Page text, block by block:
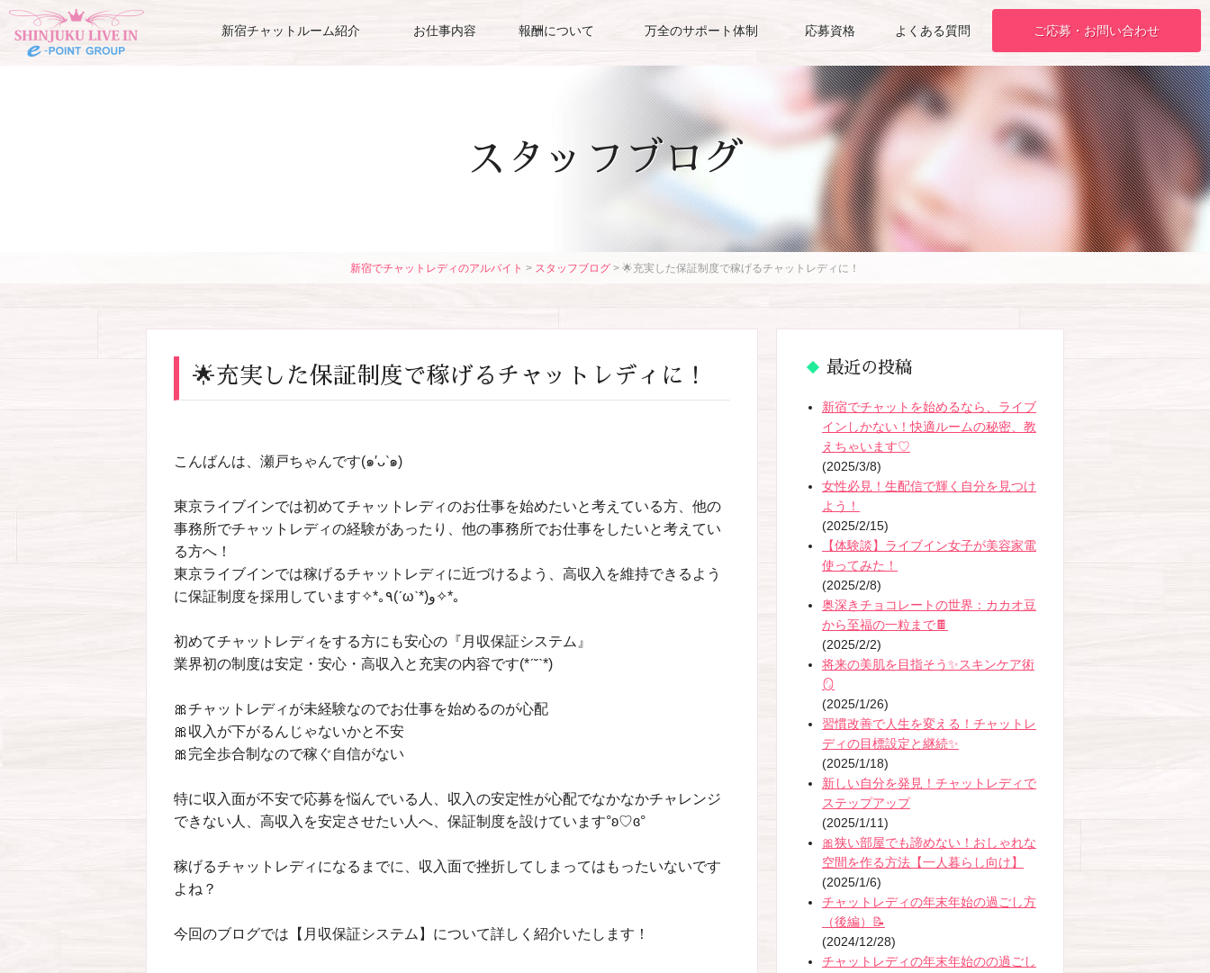
新宿チャットルーム紹介 お仕事内容 報酬について 万全のサポート体制 応募資格 よくある質問 ご応募・お問い合わせ
スタッフブログ
新宿でチャットレディのアルバイト > スタッフブログ > 🌟充実した保証制度で稼げるチャットレディに！
🌟充実した保証制度で稼げるチャットレディに！
こんばんは、瀬戸ちゃんです(๑′ᴗ‵๑)
東京ライブインでは初めてチャットレディのお仕事を始めたいと考えている方、他の
事務所でチャットレディの経験があったり、他の事務所でお仕事をしたいと考えてい
る方へ！
東京ライブインでは稼げるチャットレディに近づけるよう、高収入を維持できるよう
に保証制度を採用しています✧*｡٩(ˊωˋ*)و✧*｡
初めてチャットレディをする方にも安心の『月収保証システム』
業界初の制度は安定・安心・高収入と充実の内容です(*ˊ˘ˋ*)
🎀チャットレディが未経験なのでお仕事を始めるのが心配
🎀収入が下がるんじゃないかと不安
🎀完全歩合制なので稼ぐ自信がない
特に収入面が不安で応募を悩んでいる人、収入の安定性が心配でなかなかチャレンジ
できない人、高収入を安定させたい人へ、保証制度を設けています°ʚ♡ɞ°
稼げるチャットレディになるまでに、収入面で挫折してしまってはもったいないです
よね？
今回のブログでは【月収保証システム】について詳しく紹介いたします！
最近の投稿
新宿でチャットを始めるなら、ライブ
インしかない！快適ルームの秘密、教
えちゃいます♡
(2025/3/8)
女性必見！生配信で輝く自分を見つけ
よう！
(2025/2/15)
【体験談】ライブイン女子が美容家電
使ってみた！
(2025/2/8)
奥深きチョコレートの世界：カカオ豆
から至福の一粒まで🍫
(2025/2/2)
将来の美肌を目指そう✨スキンケア術
🪞
(2025/1/26)
習慣改善で人生を変える！チャットレ
ディの目標設定と継続✨
(2025/1/18)
新しい自分を発見！チャットレディで
ステップアップ
(2025/1/11)
🎀狭い部屋でも諦めない！おしゃれな
空間を作る方法【一人暮らし向け】
(2025/1/6)
チャットレディの年末年始の過ごし方
（後編）📝
(2024/12/28)
チャットレディの年末年始のの過ごし